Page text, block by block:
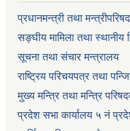
प्रधानमन्त्री तथा
सङ्घीय मामिला तथा स्थानीय
सूचना तथा संचार मन्त्रालय
राष्ट्रिय परिचयपत्र तथा
मुख्य मन्त्रि तथा मन्त्रि
प्रदेश सभा कार्यालय ५ नं